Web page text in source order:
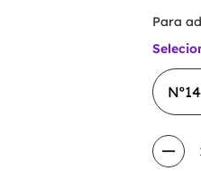
Para
Nº14